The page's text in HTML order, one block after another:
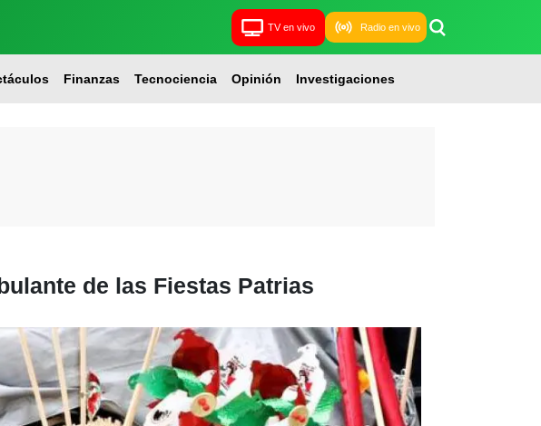
TV en vivo Radio en vivo
Finanzas Tecnociencia Opinión Investigaciones
de las Fiestas Patrias